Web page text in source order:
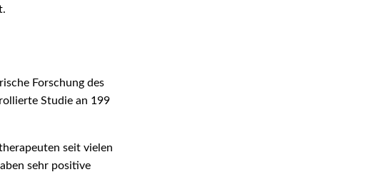
Forschung des
Studie an 199
seit vielen
sehr positive